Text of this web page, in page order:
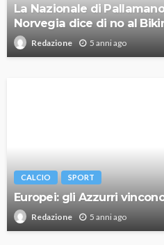
La Nazionale di
Norvegia dice di no al
Redazione 5 anni ago
CALCIO SPORT
Europei: gli Azzurri
Redazione 5 anni ago